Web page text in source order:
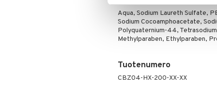
Aqua, Sodium Laureth Sulfate,
Sodium Cocoamphoacetate,
Polyquaternium-44,
Methylparaben, Ethylparaben,
Tuotenumero
CBZ04-HX-200-XX-XX